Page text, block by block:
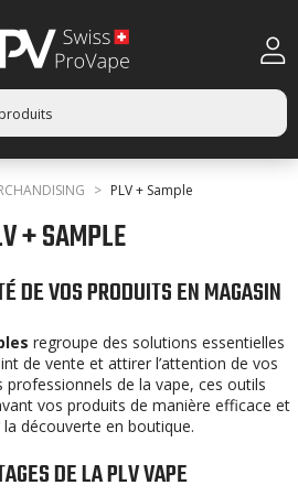
PLV + Sample
+ SAMPLE
DE VOS PRODUITS EN MAGASIN
regroupe des solutions essentielles
de vente et attirer l’attention de vos
professionnels de la vape, ces outils
vos produits de manière efficace et
la découverte en boutique.
DE LA PLV VAPE